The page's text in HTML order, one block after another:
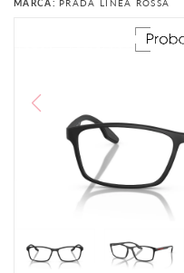
MARCA: PRADA LINEA ROSSA